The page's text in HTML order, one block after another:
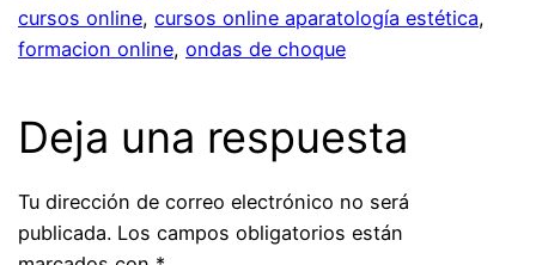
cursos online, cursos online aparatología estética
formacion online, ondas de choque
Deja una respuesta
Tu dirección de correo electrónico no será
publicada. Los campos obligatorios están